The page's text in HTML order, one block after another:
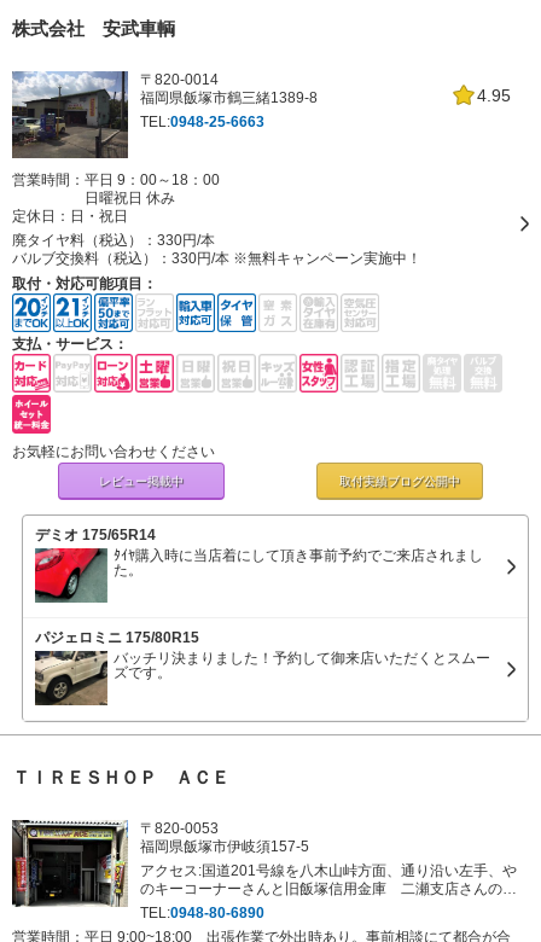
株式会社 安武車輌
4.95
〒820-0014
福岡県飯塚市鶴三緒1389-8
TEL:0948-25-6663
営業時間：平日 9：00～18：00
日曜祝日 休み
定休日： 日・祝日
廃タイヤ料（税込）： 330円/本
バルブ交換料（税込）： 330円/本 ※無料キャンペーン実施中！
取付・対応可能項目：
支払・サービス：
お気軽にお問い合わせください
レビュー掲載中 取付実績ブログ公開中
デミオ 175/65R14
ﾀｲﾔ購入時に当店着にして頂き事前予約でご来店されまし
た。
パジェロミニ 175/80R15
バッチリ決まりました！予約して御来店いただくとスムー
ズです。
ＴＩＲＥＳＨＯＰ ＡＣＥ
〒820-0053
福岡県飯塚市伊岐須157-5
アクセス:国道201号線を八木山峠方面、通り沿い左手、や
のキーコーナーさんと旧飯塚信用金庫 二瀬支店さんのあ
いだです。
TEL:0948-80-6890
営業時間：平日 9:00~18:00 出張作業で外出時あり。事前相談にて都合が合